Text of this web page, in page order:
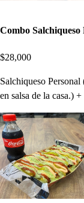
Combo
$28,000
Salchiqueso
en salsa de la casa.)